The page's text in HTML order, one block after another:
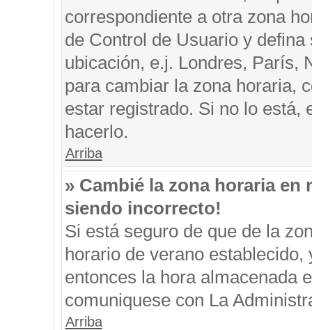
correspondiente a otra zona
de Control de Usuario y
ubicación, e.j. Londres, París,
para cambiar la zona horaria,
estar registrado. Si no lo está,
hacerlo.
Arriba
» Cambié la zona horaria
siendo incorrecto!
Si está seguro de que de la
horario de verano
entonces la hora almacenada
comuniquese con La
Arriba